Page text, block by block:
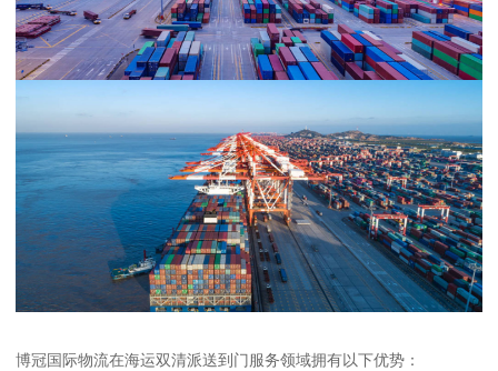
博冠国际物流在海运双清派送到门服务领域拥有以下优势：